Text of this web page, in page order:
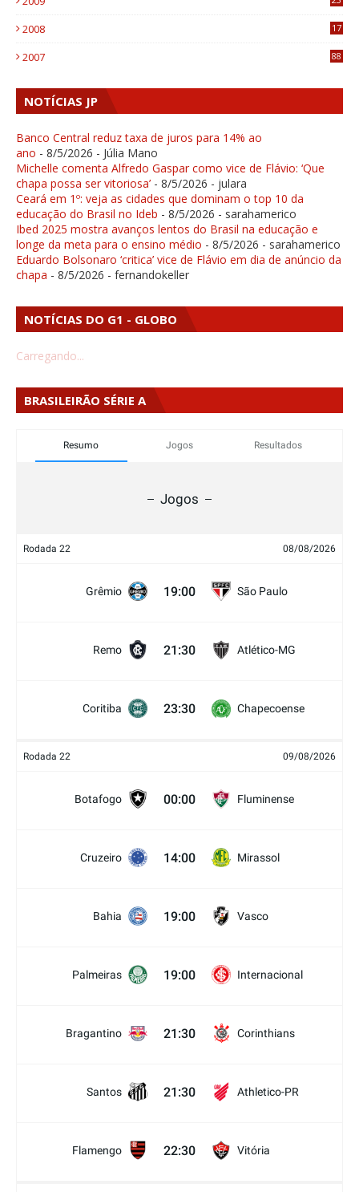
2008
17
2007 88
NOTÍCIAS JP
Banco Central reduz taxa de juros para 14% ao
ano - 8/5/2026 - Júlia Mano
Michelle comenta Alfredo Gaspar como vice de Flávio: ‘Que
chapa possa ser vitoriosa’ - 8/5/2026 - julara
Ceará em 1º: veja as cidades que dominam o top 10 da
educação do Brasil no Ideb - 8/5/2026 - sarahamerico
Ibed 2025 mostra avanços lentos do Brasil na educação e
longe da meta para o ensino médio - 8/5/2026 - sarahamerico
Eduardo Bolsonaro ‘critica’ vice de Flávio em dia de anúncio da
chapa - 8/5/2026 - fernandokeller
NOTÍCIAS DO G1 - GLOBO
Carregando...
BRASILEIRÃO SÉRIE A
Resumo Jogos Resultados
Jogos
Rodada 22 08/08/2026
Grêmio 19:00 São Paulo
Remo 21:30 Atlético-MG
Coritiba 23:30 Chapecoense
Rodada 22 09/08/2026
Botafogo 00:00 Fluminense
Cruzeiro 14:00 Mirassol
Bahia 19:00 Vasco
Palmeiras 19:00 Internacional
Bragantino 21:30 Corinthians
Santos 21:30 Athletico-PR
Flamengo 22:30 Vitória